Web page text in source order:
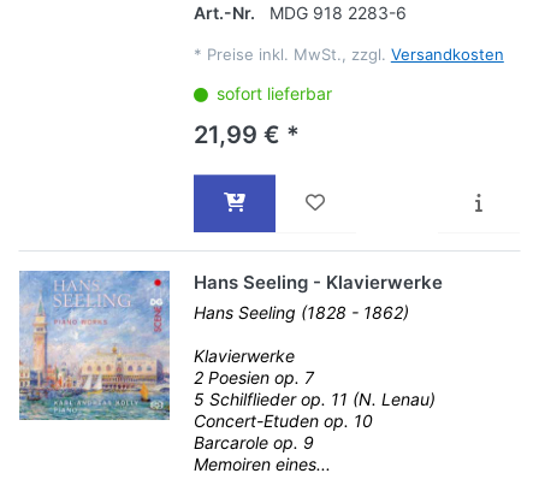
Art.-Nr.
MDG 918 2283-6
* Preise inkl. MwSt., zzgl. Versandkosten
sofort lieferbar
21,99 € *
Hans Seeling - Klavierwerke
Hans Seeling (1828 - 1862)
Klavierwerke
2 Poesien op. 7
5 Schilflieder op. 11 (N. Lenau)
Concert-Etuden op. 10
Barcarole op. 9
Memoiren eines...